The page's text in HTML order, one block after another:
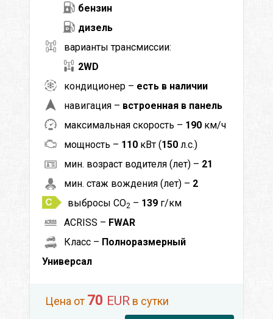
бензин
дизель
варианты трансмиссии:
2WD
кондиционер – есть в наличии
навигация – встроенная в панель
максимальная скорость – 190 км/ч
мощность – 110 кВт (150 л.с.)
мин. возраст водителя (лет) – 21
мин. стаж вождения (лет) – 2
выбросы CO2 – 139 г/км
ACRISS – FWAR
Класс – Полноразмерный
Универсал
Цена от 70 EUR в сутки